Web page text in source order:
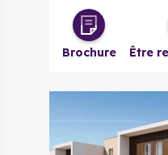
Brochure Être